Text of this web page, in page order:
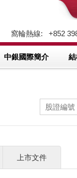
窩輪熱線: +852
中銀國際簡介
上市文件